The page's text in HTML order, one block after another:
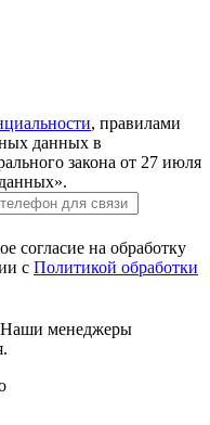
, правилами
данных в
закона от 27 июля
согласие на обработку
с Политикой обработки
Наши менеджеры